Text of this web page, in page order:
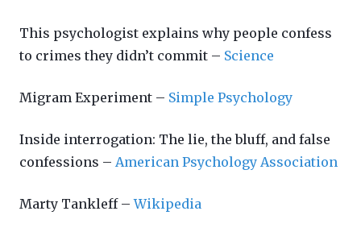
This psychologist explains why people confess
to crimes they didn’t commit – Science
Migram Experiment – Simple Psychology
Inside interrogation: The lie, the bluff, and false
confessions – American Psychology Association
Marty Tankleff –Wikipedia